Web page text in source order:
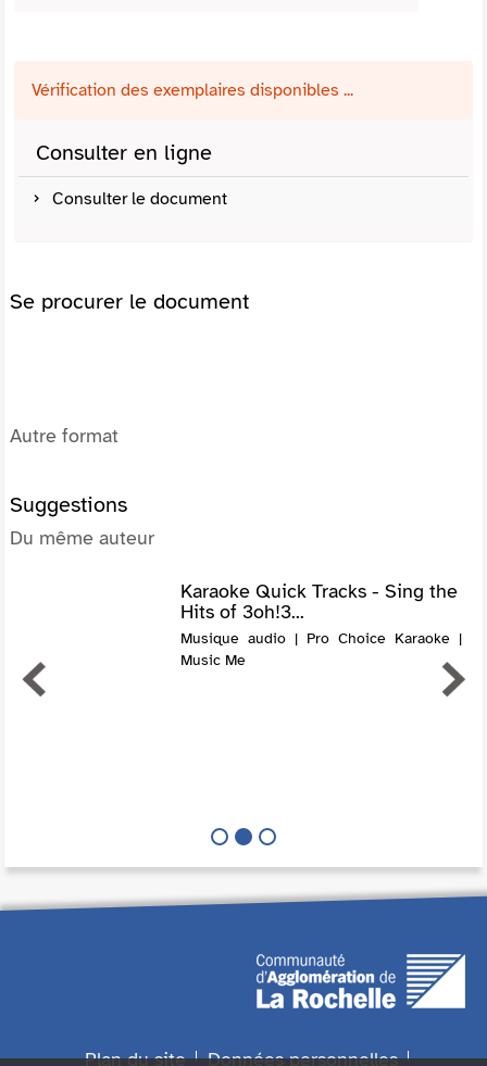
Vérification des exemplaires disponibles ...
Consulter en ligne
Consulter le document
Se procurer le document
Autre format
Suggestions
Du même auteur
Karaoke Quick Tracks - Sing the
Hits of 3oh!3...
Musique audio | Pro Choice Karaoke |
Music Me
Plan du site Données personnelles